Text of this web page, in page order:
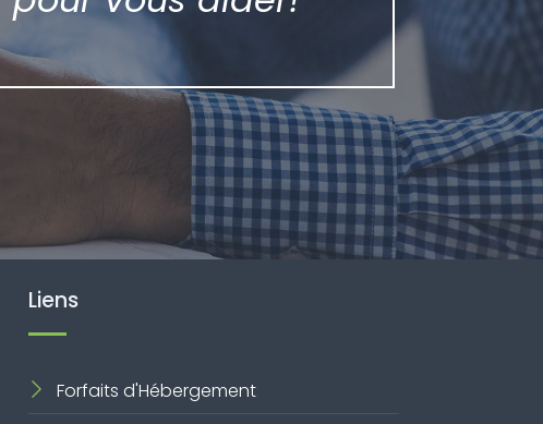
Liens
Forfaits d'Hébergement